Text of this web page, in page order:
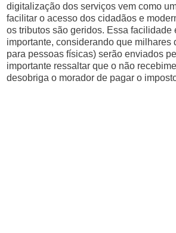
digitalização dos serviços vem como
facilitar o acesso dos cidadãos e
os tributos são geridos. Essa facilidade
importante, considerando que milhares
para pessoas físicas) serão enviados
importante ressaltar que o não
desobriga o morador de pagar o